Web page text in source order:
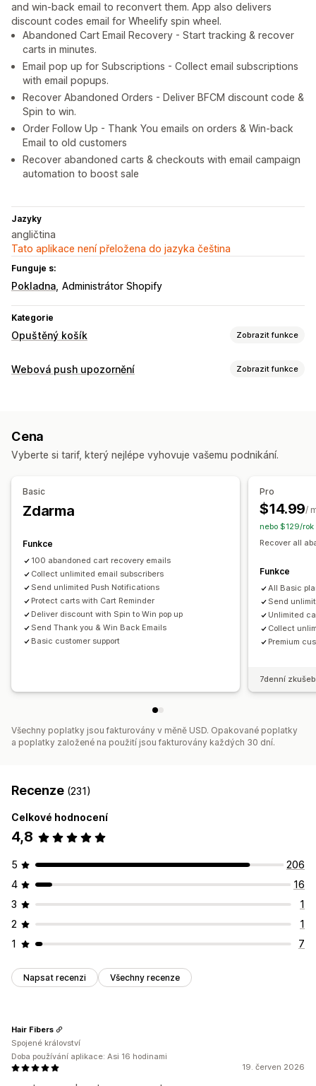
and win-back email to reconvert them. App also delivers
discount codes email for Wheelify spin wheel.
Abandoned Cart Email Recovery - Start tracking & recover
carts in minutes.
Email pop up for Subscriptions - Collect email subscriptions
with email popups.
Recover Abandoned Orders - Deliver BFCM discount code &
Spin to win.
Order Follow Up - Thank You emails on orders & Win-back
Email to old customers
Recover abandoned carts & checkouts with email campaign
automation to boost sale
Jazyky
angličtina
Tato aplikace není přeložena do jazyka čeština
Funguje s:
Pokladna Administrátor Shopify
Kategorie
Opuštěný košík Zobrazit funkce
Obnovení košíku
Možnosti zobrazení
Vlastní slevové kódy
Sledování chování
Webová push upozornění Zobrazit funkce
Cena
Vyberte si tarif, který nejlépe vyhovuje vašemu podnikání.
Basic
Zdarma
Funkce
100 abandoned cart recovery emails
Collect unlimited email subscribers
Send unlimited Push Notifications
Protect carts with Cart Reminder
Deliver discount with Spin to Win pop up
Send Thank you & Win Back Emails
Basic customer support
Pro
$14.99/
nebo $129/rok
Recover all
Funkce
All Basic
Send
Unlimited
Collect
Premium
7denní
Všechny poplatky jsou fakturovány v měně USD. Opakované poplatky
a poplatky založené na použití jsou fakturovány každých 30 dní.
Recenze (231)
Celkové hodnocení
4,8
5
206
4
16
3
1
2
1
1
7
Napsat recenzi Všechny recenze
19. červen 2026
Hair Fibers
Spojené království
Doba používání aplikace: Asi 16 hodinami